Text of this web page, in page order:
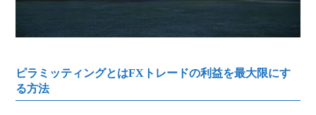
ピラミッティングとはFXトレードの利益を最大限にす
る方法